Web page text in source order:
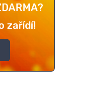
zařídí!